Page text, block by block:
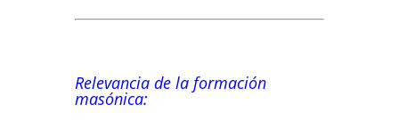
Relevancia de la formación
masónica: